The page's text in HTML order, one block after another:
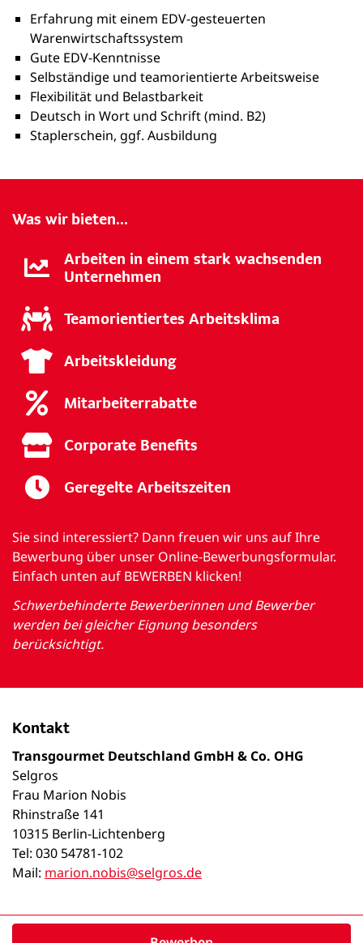
Erfahrung mit einem EDV-gesteuerten
Warenwirtschaftssystem
Gute EDV-Kenntnisse
Selbständige und teamorientierte Arbeitsweise
Flexibilität und Belastbarkeit
Deutsch in Wort und Schrift (mind. B2)
Staplerschein, ggf. Ausbildung
Was wir bieten...
Arbeiten in einem stark wachsenden
Unternehmen
Teamorientiertes Arbeitsklima
Arbeitskleidung
Mitarbeiterrabatte
Corporate Benefits
Geregelte Arbeitszeiten
Sie sind interessiert? Dann freuen wir uns auf Ihre
Bewerbung über unser Online-Bewerbungsformular.
Einfach unten auf BEWERBEN klicken!
Schwerbehinderte Bewerberinnen und Bewerber
werden bei gleicher Eignung besonders
berücksichtigt.
Kontakt
Transgourmet Deutschland GmbH & Co. OHG
Selgros
Frau Marion Nobis
Rhinstraße 141
10315 Berlin-Lichtenberg
Tel: 030 54781-102
Mail: marion.nobis@selgros.de